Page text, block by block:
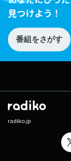
見つけよう！
番組をさがす
radiko.jp